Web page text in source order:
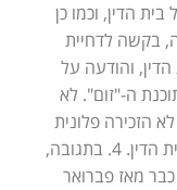
הדין, וכמו כן
בקשה לדחיית
והודעה על
ה-"זום". לא
הזכירה פלונית
את טענתה להיעדר סמכות מקומית של בית הדין. 4. בתגובה,
מאז פברואר